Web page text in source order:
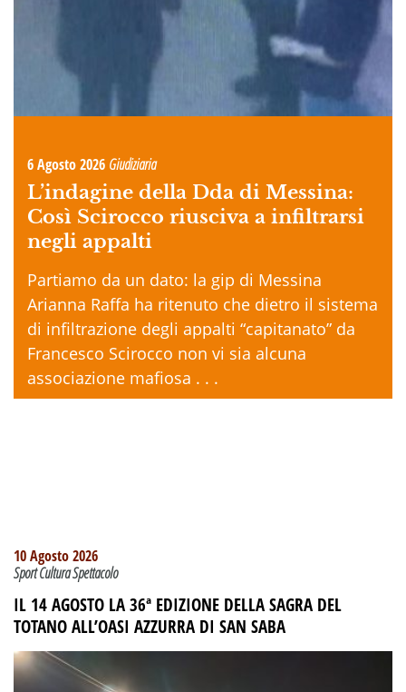
6 Agosto 2026 Giudiziaria
L’indagine della Dda di Messina:
Così Scirocco riusciva a infiltrarsi
negli appalti
Partiamo da un dato: la gip di Messina
Arianna Raffa ha ritenuto che dietro il sistema
di infiltrazione degli appalti “capitanato” da
Francesco Scirocco non vi sia alcuna
associazione mafiosa . . .
10 Agosto 2026
Sport Cultura Spettacolo
IL 14 AGOSTO LA 36ª EDIZIONE DELLA SAGRA DEL
TOTANO ALL’OASI AZZURRA DI SAN SABA